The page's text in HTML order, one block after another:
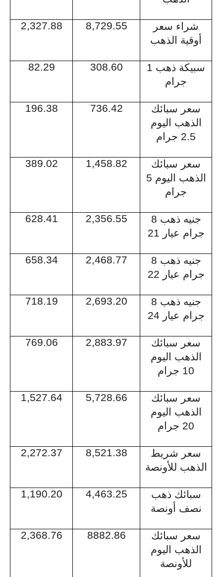
شراء سعر
أوقية الذهب
8,729.55
2,327.88
سبيكة ذهب 1
جرام
308.60
82.29
سعر سبائك
الذهب اليوم
2.5 جرام
736.42
196.38
سعر سبائك
الذهب اليوم 5
جرام
1,458.82
389.02
جنيه ذهب 8
جرام عيار 21
2,356.55
628.41
جنيه ذهب 8
جرام عيار 22
2,468.77
658.34
جنيه ذهب 8
جرام عيار 24
2,693.20
718.19
سعر سبائك
الذهب اليوم
10 جرام
2,883.97
769.06
سعر سبائك
الذهب اليوم
20 جرام
5,728.66
1,527.64
سعر شريط
الذهب للأونصة
8,521.38
2,272.37
سبائك ذهب
نصف أونصة
4,463.25
1,190.20
سعر سبائك
الذهب اليوم
للأونصة
8882.86
2,368.76